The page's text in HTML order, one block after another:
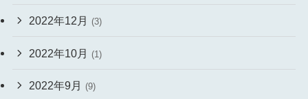
2022年12月 (3)
2022年10月 (1)
2022年9月 (9)